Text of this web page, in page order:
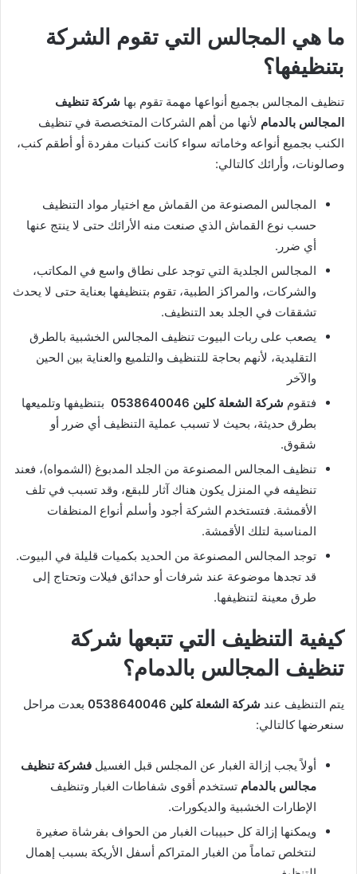
ما هي المجالس التي تقوم الشركة
بتنظيفها؟
تنظيف المجالس بجميع أنواعها مهمة تقوم بها شركة تنظيف
المجالس بالدمام لأنها من أهم الشركات المتخصصة في تنظيف
الكنب بجميع أنواعه وخاماته سواء كانت كنبات مفردة أو أطقم كنب،
وصالونات، وأرائك كالتالي:
المجالس المصنوعة من القماش مع اختيار مواد التنظيف
حسب نوع القماش الذي صنعت منه الأرائك حتى لا ينتج عنها
أي ضرر.
المجالس الجلدية التي توجد على نطاق واسع في المكاتب،
والشركات، والمراكز الطبية، تقوم بتنظيفها بعناية حتى لا يحدث
تشققات في الجلد بعد التنظيف.
يصعب على ربات البيوت تنظيف المجالس الخشبية بالطرق
التقليدية، لأنهم بحاجة للتنظيف والتلميع والعناية بين الحين
والآخر
فتقوم شركة الشعلة كلين 0538640046
بتنظيفها وتلميعها
بطرق حديثة، بحيث لا تسبب عملية التنظيف أي ضرر أو
شقوق.
تنظيف المجالس المصنوعة من الجلد المدبوغ (الشمواه)، فعند
تنظيفه في المنزل يكون هناك آثار للبقع، وقد تسبب في تلف
الأقمشة. فتستخدم الشركة أجود وأسلم أنواع المنظفات
المناسبة لتلك الأقمشة.
توجد المجالس المصنوعة من الحديد بكميات قليلة في البيوت.
قد تجدها موضوعة عند شرفات أو حدائق فيلات وتحتاج إلى
طرق معينة لتنظيفها.
كيفية التنظيف التي تتبعها شركة
تنظيف المجالس بالدمام؟
يتم التنظيف عند شركة الشعلة كلين 0538640046
بعدت مراحل
سنعرضها كالتالي:
أولاً يجب إزالة الغبار عن المجلس قبل الغسيل فشركة تنظيف
مجالس بالدمام تستخدم أقوى شفاطات الغبار وتنظيف
الإطارات الخشبية والديكورات.
ويمكنها إزالة كل حبيبات الغبار من الحواف بفرشاة صغيرة
لنتخلص تماماً من الغبار المتراكم أسفل الأريكة بسبب إهمال